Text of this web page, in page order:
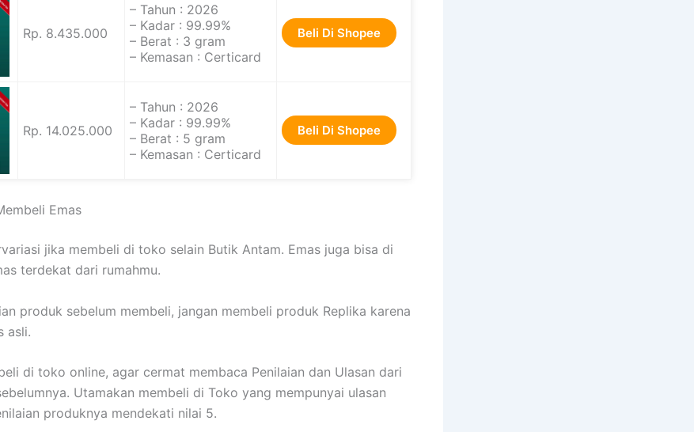
Rp. 8.435.000
– Tahun : 2026
– Kadar : 99.99%
– Berat : 3 gram
– Kemasan : Certicard
Beli Di Shopee
Rp. 14.025.000
– Tahun : 2026
– Kadar : 99.99%
– Berat : 5 gram
– Kemasan : Certicard
Beli Di Shopee
Emas
jika membeli di toko selain Butik Antam. Emas juga bisa di
terdekat dari rumahmu.
produk sebelum membeli, jangan membeli produk Replika karena
asli.
di toko online, agar cermat membaca Penilaian dan Ulasan dari
Utamakan membeli di Toko yang mempunyai ulasan
produknya mendekati nilai 5.